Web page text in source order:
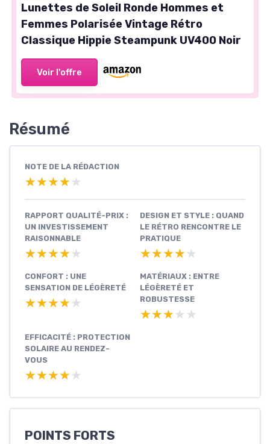
Lunettes de Soleil Ronde Hommes et
Femmes Polarisée Vintage Rétro
Classique Hippie Steampunk UV400 Noir
Voir l'offre
Résumé
NOTE DE LA RÉDACTION
★★★★★
★★★★★
RAPPORT QUALITÉ-PRIX :
UN INVESTISSEMENT
RAISONNABLE
★★★★★
★★★★★
DESIGN ET STYLE : QUAND
LE RÉTRO RENCONTRE LE
PRATIQUE
★★★★★
★★★★★
CONFORT : UNE
SENSATION DE LÉGÈRETÉ
★★★★★
★★★★★
MATÉRIAUX : ENTRE
LÉGÈRETÉ ET
ROBUSTESSE
★★★★★
★★★★★
EFFICACITÉ : PROTECTION
SOLAIRE AU RENDEZ-
VOUS
★★★★★
★★★★★
POINTS FORTS